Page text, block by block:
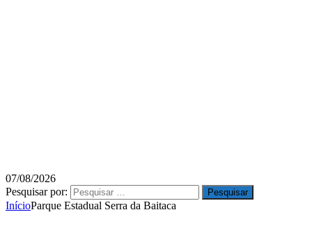
07/08/2026
Pesquisar por:
InícioParque Estadual Serra da Baitaca